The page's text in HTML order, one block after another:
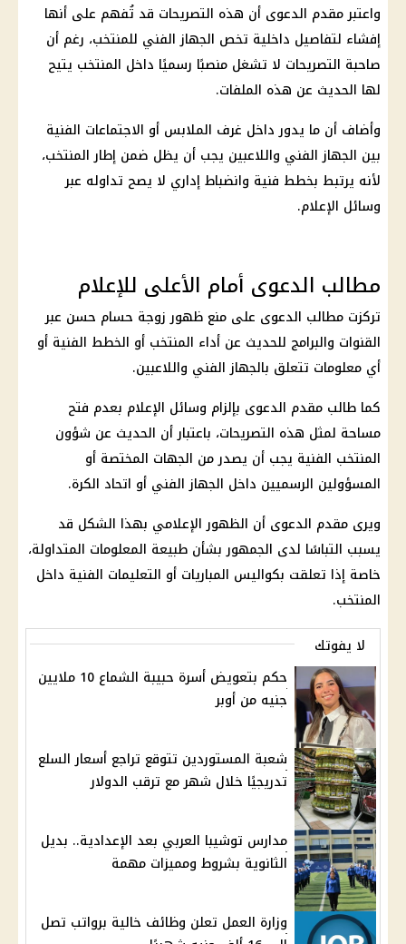
واعتبر مقدم الدعوى أن هذه التصريحات قد تُفهم على أنها
إفشاء لتفاصيل داخلية تخص الجهاز الفني للمنتخب، رغم أن
صاحبة التصريحات لا تشغل منصبًا رسميًا داخل المنتخب يتيح
لها الحديث عن هذه الملفات.
وأضاف أن ما يدور داخل غرف الملابس أو الاجتماعات الفنية
بين الجهاز الفني واللاعبين يجب أن يظل ضمن إطار المنتخب،
لأنه يرتبط بخطط فنية وانضباط إداري لا يصح تداوله عبر
وسائل الإعلام.
مطالب الدعوى أمام الأعلى للإعلام
تركزت مطالب الدعوى على منع ظهور زوجة حسام حسن عبر
القنوات والبرامج للحديث عن أداء المنتخب أو الخطط الفنية أو
أي معلومات تتعلق بالجهاز الفني واللاعبين.
كما طالب مقدم الدعوى بإلزام وسائل الإعلام بعدم فتح
مساحة لمثل هذه التصريحات، باعتبار أن الحديث عن شؤون
المنتخب الفنية يجب أن يصدر من الجهات المختصة أو
المسؤولين الرسميين داخل الجهاز الفني أو اتحاد الكرة.
ويرى مقدم الدعوى أن الظهور الإعلامي بهذا الشكل قد
يسبب التباسًا لدى الجمهور بشأن طبيعة المعلومات المتداولة،
خاصة إذا تعلقت بكواليس المباريات أو التعليمات الفنية داخل
المنتخب.
لا يفوتك
حكم بتعويض أسرة حبيبة الشماع 10 ملايين
جنيه من أوبر
شعبة المستوردين تتوقع تراجع أسعار السلع
تدريجيًا خلال شهر مع ترقب الدولار
مدارس توشيبا العربي بعد الإعدادية.. بديل
الثانوية بشروط ومميزات مهمة
وزارة العمل تعلن وظائف خالية برواتب تصل